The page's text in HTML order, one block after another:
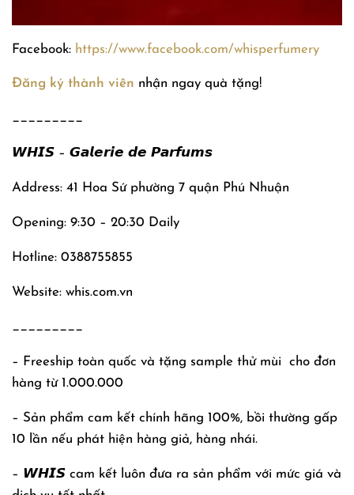
Facebook: https://www.facebook.com/whisperfumery
Đăng ký thành viên nhận ngay quà tặng!
_________
𝙒𝙃𝙄𝙎 – 𝙂𝙖𝙡𝙚𝙧𝙞𝙚 𝙙𝙚 𝙋𝙖𝙧𝙛𝙪𝙢𝙨
Address: 41 Hoa Sứ phường 7 quận Phú Nhuận
Opening: 9:30 – 20:30 Daily
Hotline: 0388755855
Website: whis.com.vn
_________
– Freeship toàn quốc và tặng sample thử mùi
cho đơn
hàng từ 1.000.000
– Sản phẩm cam kết chính hãng 100%, bồi thường gấp
10 lần nếu phát hiện hàng giả, hàng nhái.
– 𝙒𝙃𝙄𝙎 cam kết luôn đưa ra sản phẩm với mức giá và